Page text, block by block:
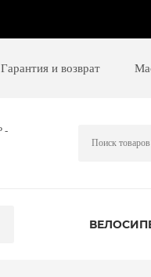
Гарантия и возврат
-